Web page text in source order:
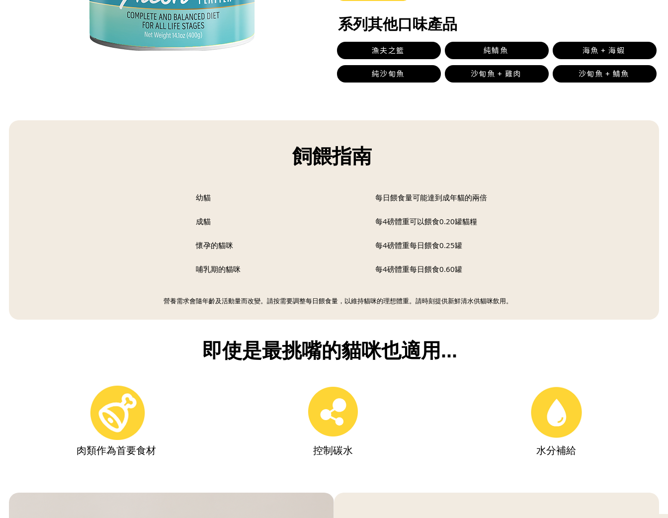
​系列其他口味產品
漁夫之籃
純沙甸魚
純鯖魚
沙甸魚 + 雞肉
海魚 + 海蝦
沙甸魚 + 鯖魚
飼餵指南
每日餵食量可能達到成年貓的兩倍
每4磅體重可以餵食0.20罐貓糧
每4磅體重每日餵食0.25罐
每4磅體重每日餵食0.60罐
幼貓
成貓
懷孕的貓咪
哺乳期的貓咪
營養需求會隨年齡及活動量而改變。請按需要調整每日餵食量，以維持貓咪的理想體重。請時刻提供新鮮清水供貓咪飲用。
即使是最挑嘴的貓咪也適用...
肉類作為首要食材 控制碳水 水分補給